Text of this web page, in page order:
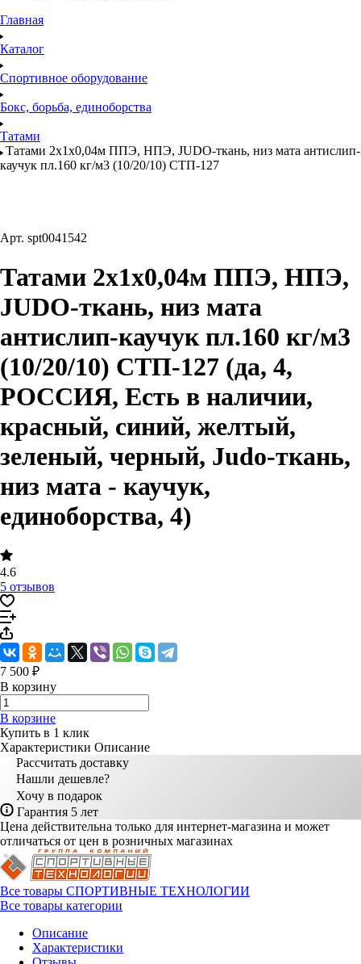
Главная
Каталог
Спортивное оборудование
Бокс, борьба, единоборства
Татами
Татами 2х1х0,04м ППЭ, НПЭ, JUDO-ткань, низ мата антислип-
каучук пл.160 кг/м3 (10/20/10) СТП-127
Арт. spt0041542
Татами 2х1х0,04м ППЭ, НПЭ,
JUDO-ткань, низ мата
антислип-каучук пл.160 кг/м3
(10/20/10) СТП-127 (да, 4,
РОССИЯ, Есть в наличии,
красный, синий, желтый,
зеленый, черный, Judo-ткань,
низ мата - каучук,
единоборства, 4)
4.6
5 отзывов
7 500 ₽
В корзину
В корзине
Купить в 1 клик
Характеристики Описание
Рассчитать доставку
Нашли дешевле?
Хочу в подарок
Гарантия 5 лет
Цена действительна только для интернет-магазина и может
отличаться от цен в розничных магазинах
Все товары СПОРТИВНЫЕ ТЕХНОЛОГИИ
Все товары категории
Описание
Характеристики